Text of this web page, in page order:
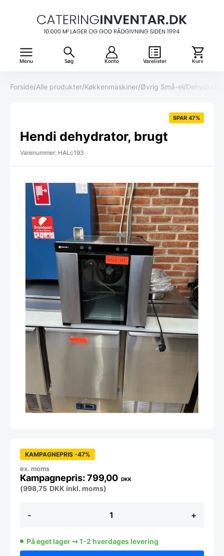
Menu Søg Konto Varelister Kurv
Forside/Alle produkter/Køkkenmaskiner/Øvrig Små-el/Dehydrator
SPAR 47%
Hendi dehydrator, brugt
Varenummer: HALc193
-
dehydrator,
+
KAMPAGNEPRIS -47%
799,00 DKK
ex. moms
(998,75 DKK inkl. moms)
På eget lager ➞ 1-2 hverdages levering